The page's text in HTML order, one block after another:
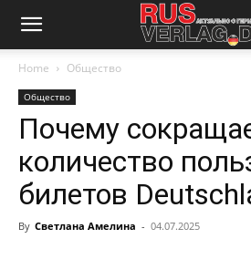
Home Общество
Общество
Почему
количество
билетов
By Светлана Амелина - 04.07.2025